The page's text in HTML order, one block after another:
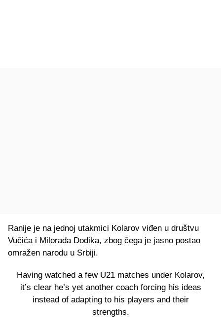
Ranije je na jednoj utakmici Kolarov viđen u društvu
Vučića i Milorada Dodika, zbog čega je jasno postao
omražen narodu u Srbiji.
Having watched a few U21 matches under Kolarov,
it’s clear he’s yet another coach forcing his ideas
instead of adapting to his players and their
strengths.